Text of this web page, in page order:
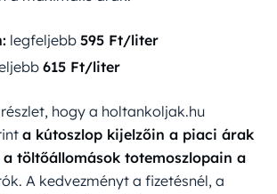
legfeljebb 595 Ft/liter
615 Ft/liter
hogy a holtankoljak.hu
a kútoszlop kijelzőin a piaci árak
a töltőállomások totemoszlopain a
A kedvezményt a fizetésnél, a